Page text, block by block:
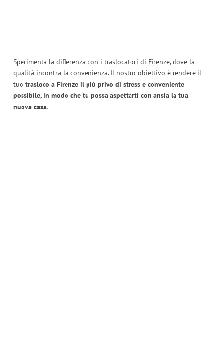
Sperimenta la differenza con i traslocatori di Firenze, dove la
qualità incontra la convenienza. Il nostro obiettivo è rendere il
tuo trasloco a Firenze il più privo di stress e conveniente
possibile, in modo che tu possa aspettarti con ansia la tua
nuova casa.